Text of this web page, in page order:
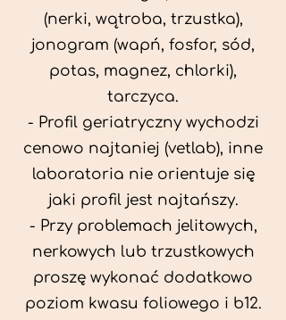
(nerki, wątroba, trzustka),
jonogram (wapń, fosfor, sód,
potas, magnez, chlorki),
tarczyca.
- Profil geriatryczny wychodzi
cenowo najtaniej (vetlab), inne
laboratoria nie orientuje się
jaki profil jest najtańszy.
- Przy problemach jelitowych,
nerkowych lub trzustkowych
proszę wykonać dodatkowo
poziom kwasu foliowego i b12.